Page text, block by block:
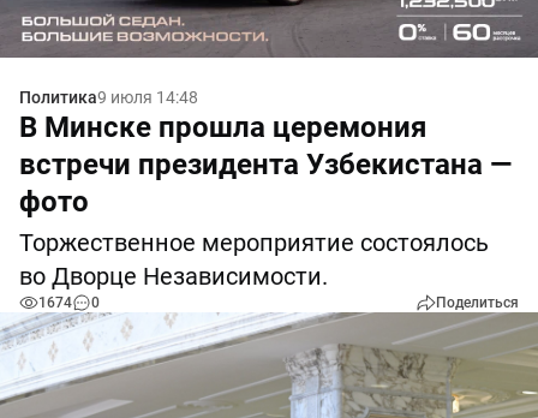
Политика9 июля 14:48
В Минске прошла церемония
встречи президента Узбекистана —
фото
Торжественное мероприятие состоялось
во Дворце Независимости.
1674 0 Поделиться